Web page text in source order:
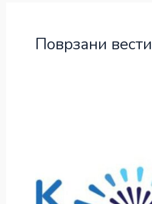
Поврзани вести